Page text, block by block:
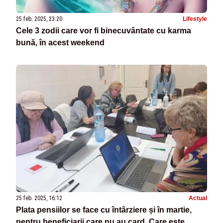
25 feb. 2025, 23:20 Lifestyle
Cele 3 zodii care vor fi binecuvântate cu karma
bună, în acest weekend
25 feb. 2025, 16:12 Actual
Plata pensiilor se face cu întârziere și în martie,